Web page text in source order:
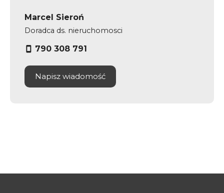
Marcel Sieroń
Doradca ds. nieruchomosci
790 308 791
Napisz wiadomość